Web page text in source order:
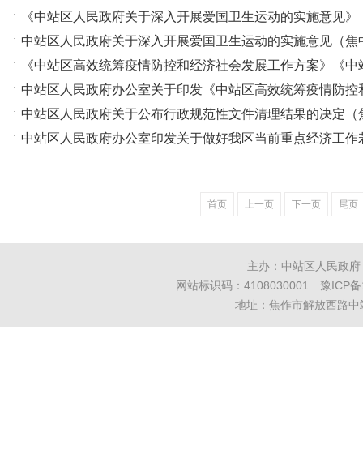
· 《中站区人民政府关于深入开展爱国卫生运动的实施意见
· 中站区人民政府关于深入开展爱国卫生运动的实施意见（焦
· 《中站区高效统筹疫情防控和经济社会发展工作方案》《
· 中站区人民政府办公室关于印发《中站区高效统筹疫情防
· 中站区人民政府关于公布行政规范性文件清理结果的决定（
· 中站区人民政府办公室印发关于做好我区当前重点经济工
首页 上一页 下一页 尾页
主办：中站区人民政府
网站标识码：4108030001
豫ICP
地址：焦作市解放西路中